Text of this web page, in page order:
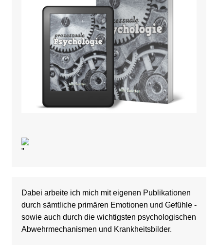
"
Dabei arbeite ich mich mit eigenen Publikationen
durch sämtliche primären Emotionen und Gefühle -
sowie auch durch die wichtigsten psychologischen
Abwehrmechanismen und Krankheitsbilder.